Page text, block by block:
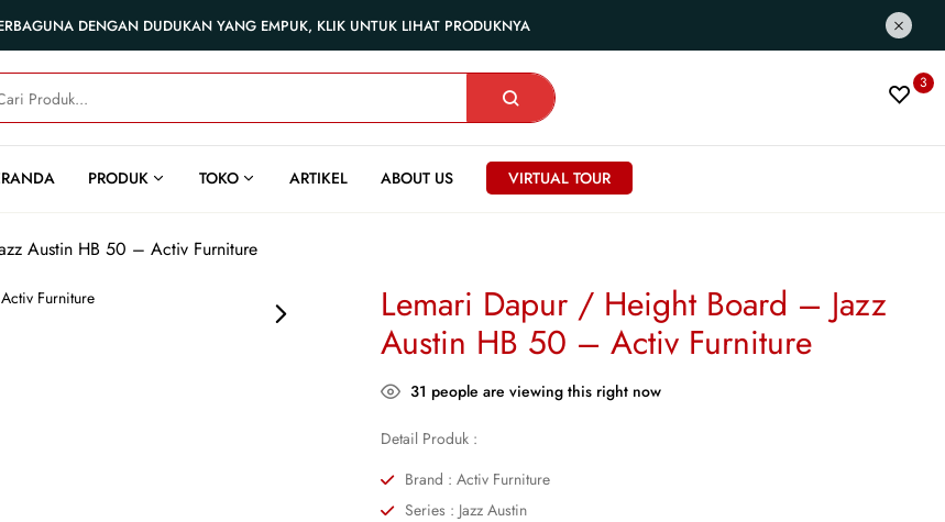
DENGAN DUDUKAN YANG EMPUK, KLIK UNTUK LIHAT PRODUKNYA
3
PRODUK TOKO ARTIKEL ABOUT US VIRTUAL TOUR
Austin HB 50 – Activ Furniture
Lemari Dapur / Height Board – Jazz
Austin HB 50 – Activ Furniture
31 people are viewing this right now
Detail Produk :
Brand : Activ Furniture
Series : Jazz Austin